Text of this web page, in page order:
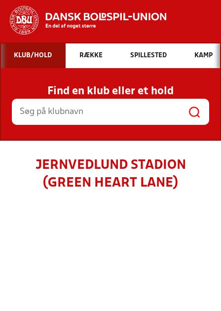
Hvad vil du søge efter?
INDHOLD OG NYHEDER
STILLINGER, RESULTATER, KLUBBER OG
HOLD
KLUB/HOLD RÆKKE SPILLESTED KAMP
Find en klub eller et hold
JERNVEDLUND STADION
(GREEN HEART LANE)